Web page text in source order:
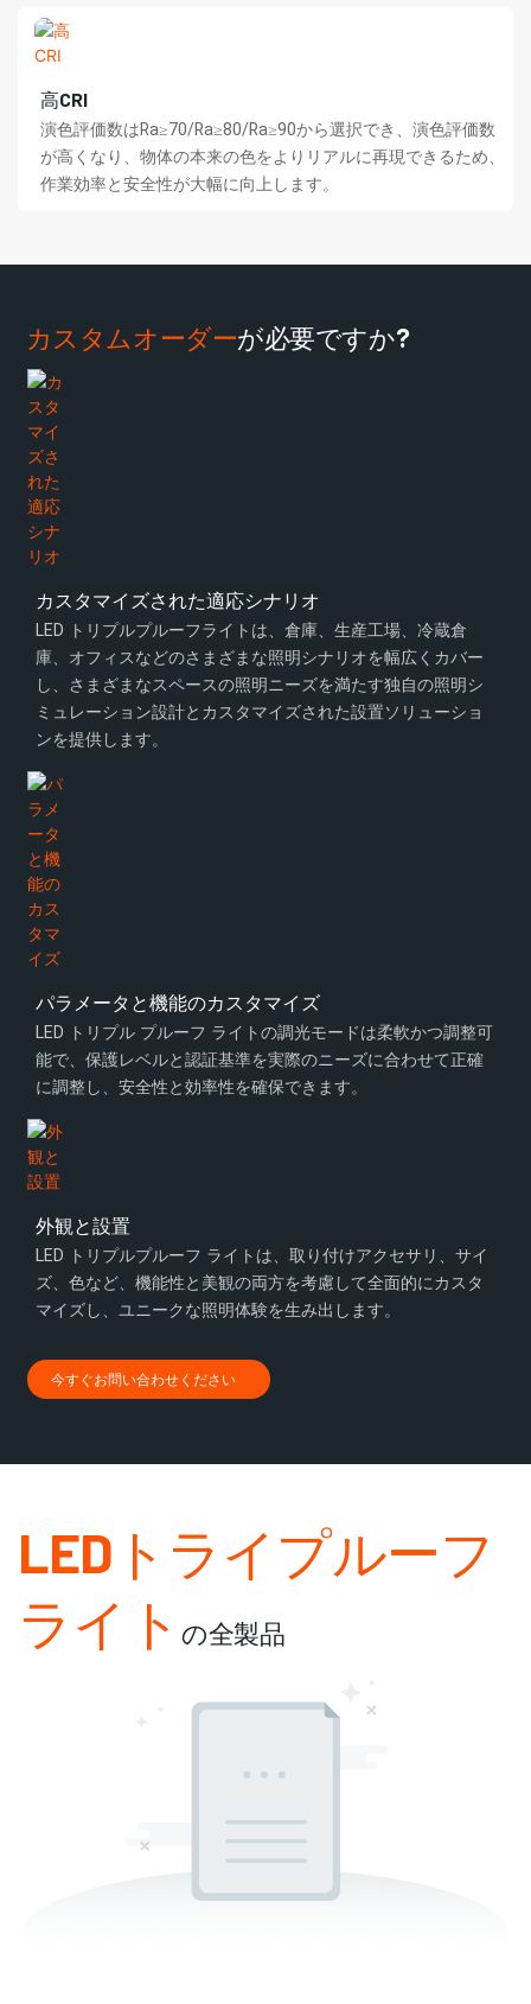
高CRI
演色評価数はRa≥70/Ra≥80/Ra≥90から選択でき、演色評価数
が高くなり、物体の本来の色をよりリアルに再現できるため、
作業効率と安全性が大幅に向上します。
カスタムオーダーが必要ですか?
カスタマイズされた適応シナリオ
LED トリプルプルーフライトは、倉庫、生産工場、冷蔵倉
庫、オフィスなどのさまざまな照明シナリオを幅広くカバー
し、さまざまなスペースの照明ニーズを満たす独自の照明シ
ミュレーション設計とカスタマイズされた設置ソリューショ
ンを提供します。
パラメータと機能のカスタマイズ
LED トリプル プルーフ ライトの調光モードは柔軟かつ調整可
能で、保護レベルと認証基準を実際のニーズに合わせて正確
に調整し、安全性と効率性を確保できます。
外観と設置
LED トリプルプルーフ ライトは、取り付けアクセサリ、サイ
ズ、色など、機能性と美観の両方を考慮して全面的にカスタ
マイズし、ユニークな照明体験を生み出します。
今すぐお問い合わせください
LEDトライプルーフ
ライトの全製品